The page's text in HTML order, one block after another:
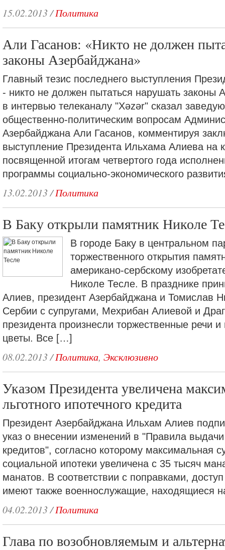
15.02.2013 /Политика
Али Гасанов: «Никто не должен
законы Азербайджана»
Главный тезис последнего выступления
- никто не должен пытаться нарушать законы
в интервью телеканалу "Xəzər" сказал
общественно-политическим вопросам
Азербайджана Али Гасанов, комментируя
выступление Президента Ильхама Алиева на
посвященной итогам четвертого года
программы социально-экономического
13.02.2013 /Политика
В Баку открыли памятник Николе
В городе Баку в центральном
торжественного открытия
американо-сербскому
Николе Тесле. В празднике
Алиев, президент Азербайджана и Томислав
Сербии с супругами, Мехрибан Алиевой и
президента произнесли торжественные речи
цветы. Все […]
08.02.2013 /Политика, Эксклюзивно
Указом Президента увеличена
льготного ипотечного кредита
Президент Азербайджана Ильхам Алиев
указ о внесении изменений в "Правила
кредитов", согласно которому максимальная
социальной ипотеки увеличена с 35 тысяч
манатов. В соответствии с поправками,
имеют также военнослужащие, находящиеся
04.02.2013 /Политика
Глава по возобновляемым и